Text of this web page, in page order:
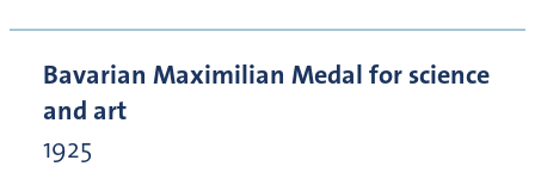
Bavarian Maximilian Medal for science
and art
1925